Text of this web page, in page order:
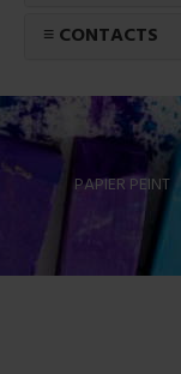
≡ CONTACTS
PAPIER PEINT